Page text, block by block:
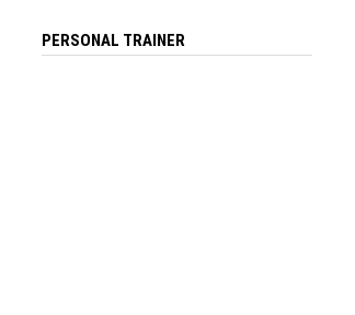
PERSONAL TRAINER